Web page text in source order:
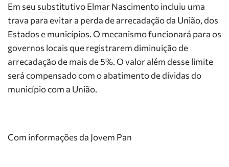
Em seu substitutivo Elmar Nascimento incluiu uma
trava para evitar a perda de arrecadação da União, dos
Estados e municípios. O mecanismo funcionará para os
governos locais que registrarem diminuição de
arrecadação de mais de 5%. O valor além desse limite
será compensado com o abatimento de dívidas do
município com a União.
Com informações da Jovem Pan